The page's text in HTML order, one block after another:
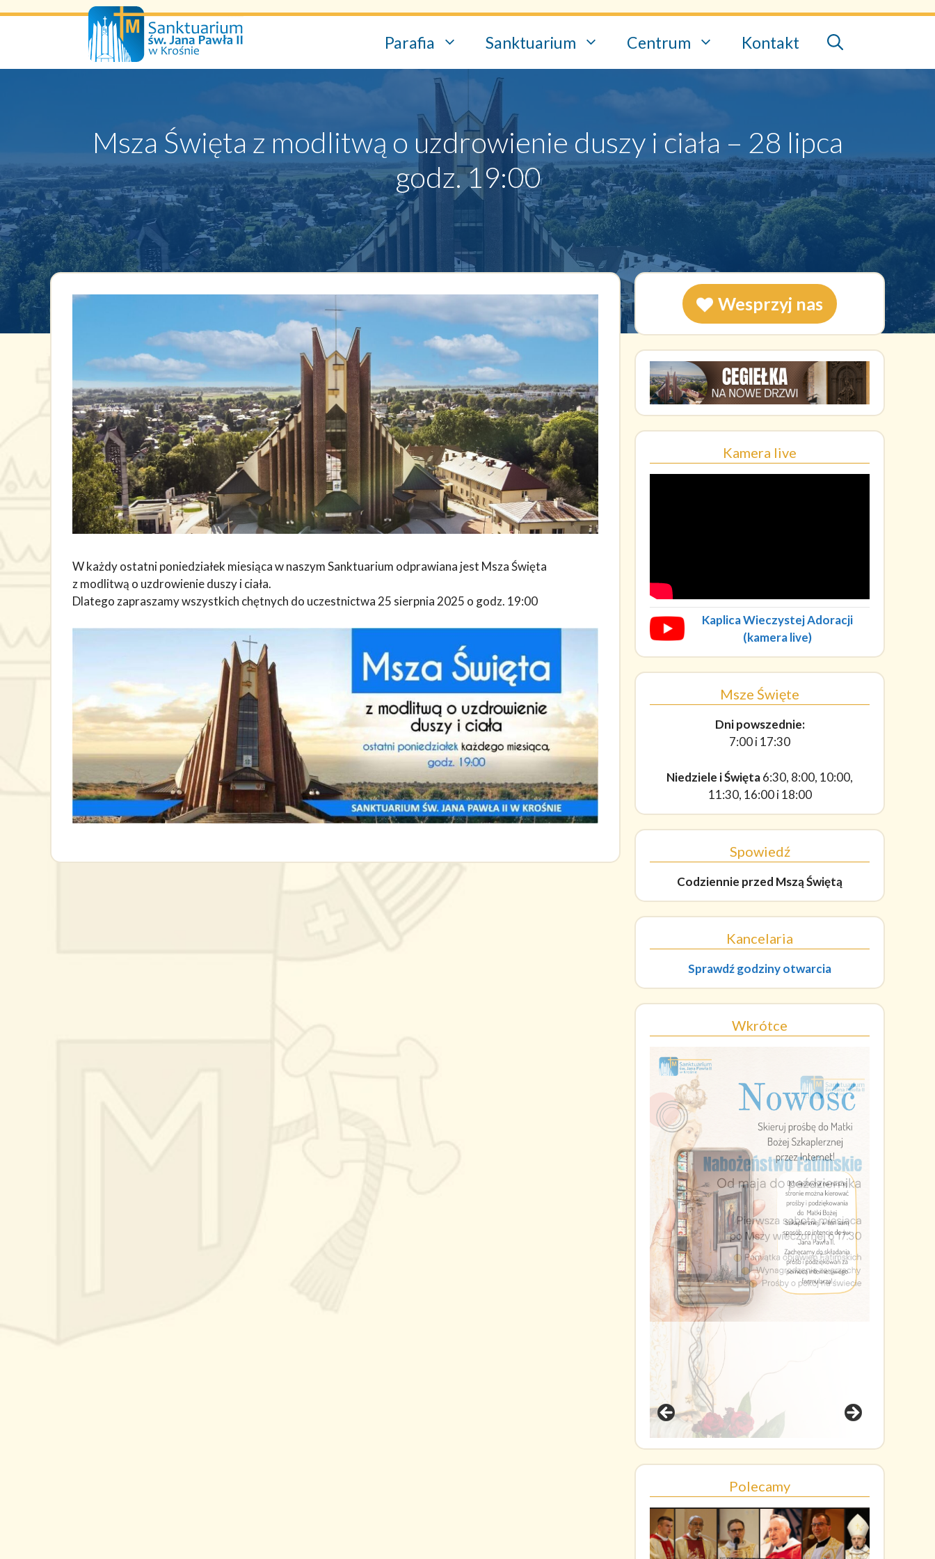
Przejdź
Parafia Sanktuarium Centrum Kontakt
Msza Święta z modlitwą o uzdrowienie duszy i ciała – 28 lipca
godz. 19:00
W każdy ostatni poniedziałek miesiąca w naszym Sanktuarium odprawiana jest Msza Święta
z modlitwą o uzdrowienie duszy i ciała.
Dlatego zapraszamy wszystkich chętnych do uczestnictwa 25 sierpnia 2025 o godz. 19:00
Wesprzyj nas
Kamera live
Kaplica Wieczystej Adoracji
(kamera live)
Msze Święte
Dni powszednie:
7:00 i 17:30
Niedziele i Święta6:30, 8:00, 10:00,
11:30, 16:00 i 18:00
Spowiedź
Codziennie przed Mszą Świętą
Kancelaria
Sprawdź godziny otwarcia
Wkrótce
Polecamy